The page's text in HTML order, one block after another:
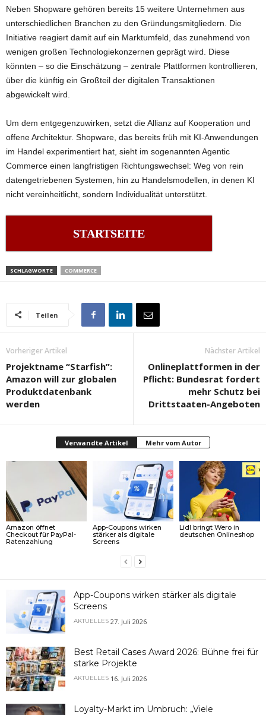
Neben Shopware gehören bereits 15 weitere Unternehmen aus
unterschiedlichen Branchen zu den Gründungsmitgliedern. Die
Initiative reagiert damit auf ein Marktumfeld, das zunehmend von
wenigen großen Technologiekonzernen geprägt wird. Diese
könnten – so die Einschätzung – zentrale Plattformen kontrollieren,
über die künftig ein Großteil der digitalen Transaktionen
abgewickelt wird.
Um dem entgegenzuwirken, setzt die Allianz auf Kooperation und
offene Architektur. Shopware, das bereits früh mit KI-Anwendungen
im Handel experimentiert hat, sieht im sogenannten Agentic
Commerce einen langfristigen Richtungswechsel: Weg von rein
datengetriebenen Systemen, hin zu Handelsmodellen, in denen KI
nicht vereinheitlicht, sondern Individualität unterstützt.
STARTSEITE
SCHLAGWORTE COMMERCE
Teilen
Vorheriger Artikel
Projektname “Starfish”:
Amazon will zur globalen
Produktdatenbank
werden
Nächster Artikel
Onlineplattformen in der
Pflicht: Bundesrat fordert
mehr Schutz bei
Drittstaaten-Angeboten
Verwandte Artikel Mehr vom Autor
Amazon öffnet
Checkout für PayPal-
Ratenzahlung
App-Coupons wirken
stärker als digitale
Screens
Lidl bringt Wero in
deutschen Onlineshop
App-Coupons wirken stärker als digitale
Screens
AKTUELLES 27. Juli 2026
Best Retail Cases Award 2026: Bühne frei für
starke Projekte
AKTUELLES 16. Juli 2026
Loyalty-Markt im Umbruch: „Viele